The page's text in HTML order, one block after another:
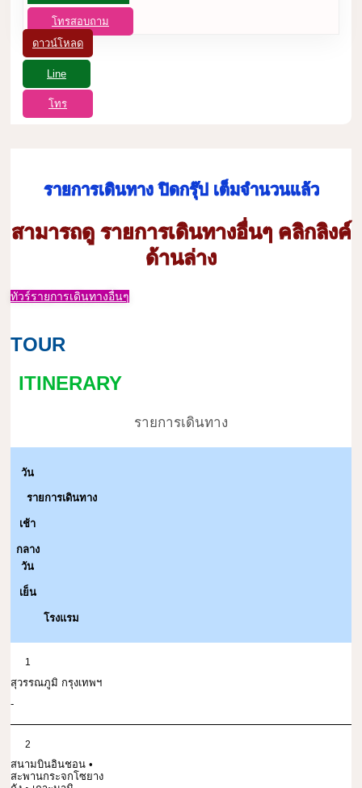
โทรสอบถาม
ดาวน์โหลด
Line
โทร
รายการเดินทาง ปิดกรุ๊ป เต็มจำนวนแล้ว
สามารถดู รายการเดินทางอื่นๆ คลิกลิงค์
ด้านล่าง
ทัวร์รายการเดินทางอื่นๆ
TOUR
ITINERARY
รายการเดินทาง
วัน
รายการเดินทาง
เช้า
กลาง
วัน
เย็น
โรงแรม
1
สุวรรณภูมิ กรุงเทพฯ
-
2
สนามบินอินชอน •
สะพานกระจกโซยาง